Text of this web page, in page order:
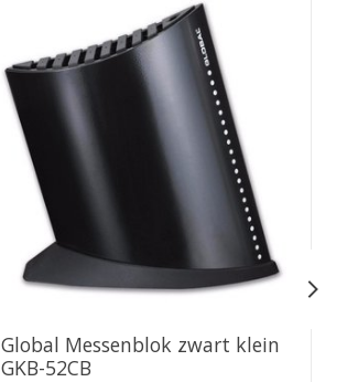
Global Messenblok zwart klein
GKB-52CB